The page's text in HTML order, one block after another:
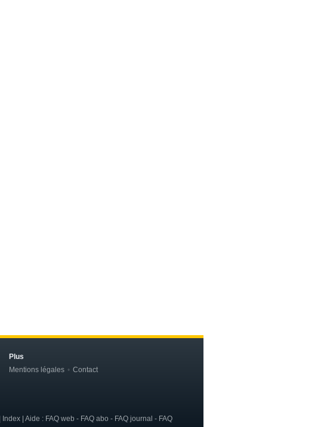
Plus
Mentions légales
Contact
| Aide : FAQ web - FAQ abo - FAQ journal - FAQ